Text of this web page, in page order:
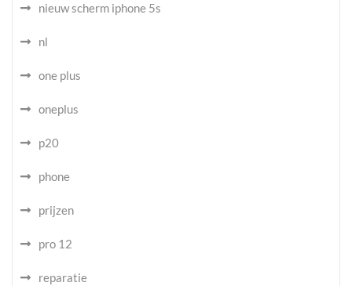
nieuw scherm iphone 5s
nl
one plus
oneplus
p20
phone
prijzen
pro 12
reparatie